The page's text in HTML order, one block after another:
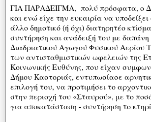
ΓΙΑ ΠΑΡΑΔΕΙΓΜΑ, πολύ πρόσφατα, ο
και ενώ είχε την ευκαιρία να υποδείξει
άλλο δημοτικό (ή όχι) διατηρητέο
συντήρηση και ανάδειξή του με δαπάνη
Διαδριατικού Αγωγού Φυσικού Αερίου
των αντισταθμιστικών ωφελειών της
Κοινωνικής Ευθύνης, που είχαν
Δήμου Καστοριάς, εντυπωσίασε
επιλογή του, να προτιμήσει το
στην περιοχή του «Σταυρού», με το
για αποκατάσταση - συντήρηση το